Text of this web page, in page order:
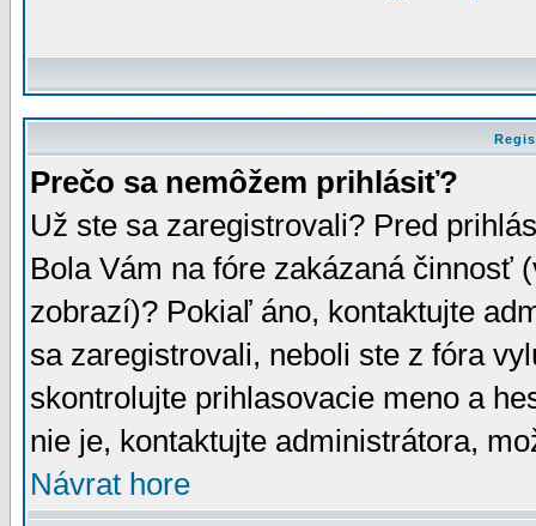
Prečo sa nemôžem prihlásiť?
Už ste sa zaregistrovali? Pred
Bola Vám na fóre zakázaná činnosť
zobrazí)? Pokiaľ áno, kontaktujte
sa zaregistrovali, neboli ste z fóra
skontrolujte prihlasovacie meno a
nie je, kontaktujte administrátora,
Návrat hore